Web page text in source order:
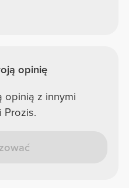
opinię
opinią z innymi
Prozis.